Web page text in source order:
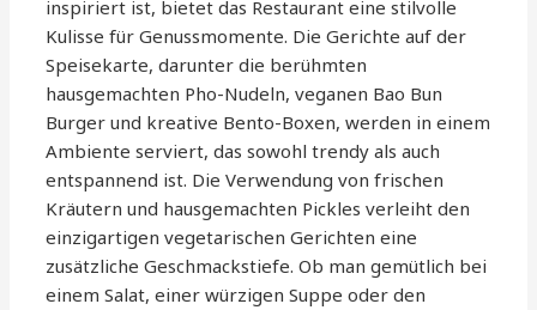
inspiriert ist, bietet das Restaurant eine stilvolle
Kulisse für Genussmomente. Die Gerichte auf der
Speisekarte, darunter die berühmten
hausgemachten Pho-Nudeln, veganen Bao Bun
Burger und kreative Bento-Boxen, werden in einem
Ambiente serviert, das sowohl trendy als auch
entspannend ist. Die Verwendung von frischen
Kräutern und hausgemachten Pickles verleiht den
einzigartigen vegetarischen Gerichten eine
zusätzliche Geschmackstiefe. Ob man gemütlich bei
einem Salat, einer würzigen Suppe oder den